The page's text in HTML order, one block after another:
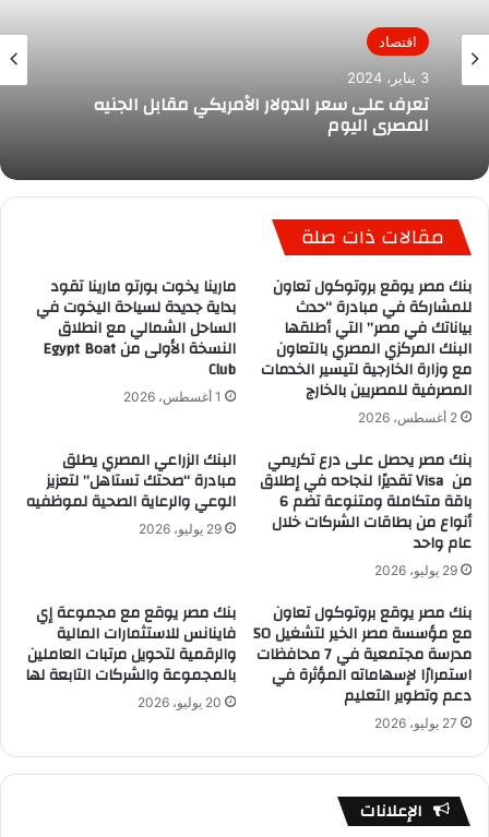
اقتصاد
3 يناير، 2024
تعرف على سعر الدولار الأمريكي مقابل الجنيه
المصري اليوم
مقالات ذات صلة
بنك مصر يوقع بروتوكول تعاون
للمشاركة في مبادرة “حدث
بياناتك في مصر” التي أطلقها
البنك المركزي المصري بالتعاون
مع وزارة الخارجية لتيسير الخدمات
المصرفية للمصريين بالخارج
2 أغسطس، 2026
مارينا يخوت بورتو مارينا تقود
بداية جديدة لسياحة اليخوت في
الساحل الشمالي مع انطلاق
النسخة الأولى من Egypt Boat
Club
1 أغسطس، 2026
بنك مصر يحصل على درع تكريمي
من Visa تقديرًا لنجاحه في إطلاق
باقة متكاملة ومتنوعة تضم 6
أنواع من بطاقات الشركات خلال
عام واحد
29 يوليو، 2026
البنك الزراعي المصري يطلق
مبادرة “صحتك تستاهل” لتعزيز
الوعي والرعاية الصحية لموظفيه
29 يوليو، 2026
بنك مصر يوقع بروتوكول تعاون
مع مؤسسة مصر الخير لتشغيل 50
مدرسة مجتمعية في 7 محافظات
استمرارًا لإسهاماته المؤثرة في
دعم وتطوير التعليم
27 يوليو، 2026
بنك مصر يوقع مع مجموعة إي
فاينانس للاستثمارات المالية
والرقمية لتحويل مرتبات العاملين
بالمجموعة والشركات التابعة لها
20 يوليو، 2026
الإعلانات